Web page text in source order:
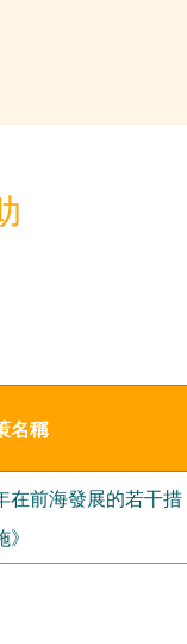
名稱
在前海發展的若干措
》